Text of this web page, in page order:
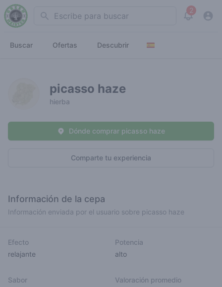
Search 2
View
Buscar Ofertas Descubrir
picasso haze
hierba
Comparte tu experiencia
Dónde comprar picasso haze
Información de la cepa
Información enviada por el usuario sobre picasso haze
Efecto
relajante
Potencia
alto
Sabor
Valoración promedio